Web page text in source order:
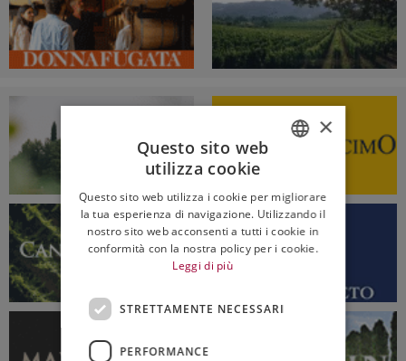
ENGLISH
×
Questo sito web
utilizza cookie
Questo sito web utilizza i cookie per migliorare
la tua esperienza di navigazione. Utilizzando il
nostro sito web acconsenti a tutti i cookie in
conformità con la nostra policy per i cookie.
Leggi di più
STRETTAMENTE NECESSARI
PERFORMANCE